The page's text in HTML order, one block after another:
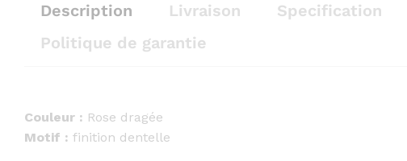
Description Livraison Specification
Politique de garantie
Couleur : Rose dragée
Motif : finition dentelle